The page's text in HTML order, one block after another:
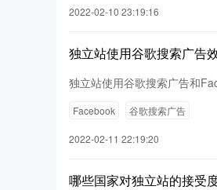
2022-02-10 23:19:16
独立站使用谷歌搜索广告
独立站使用谷歌搜索广告和
Facebook 谷歌搜索广告
2022-02-11 22:19:20
哪些国家对独立站的接受